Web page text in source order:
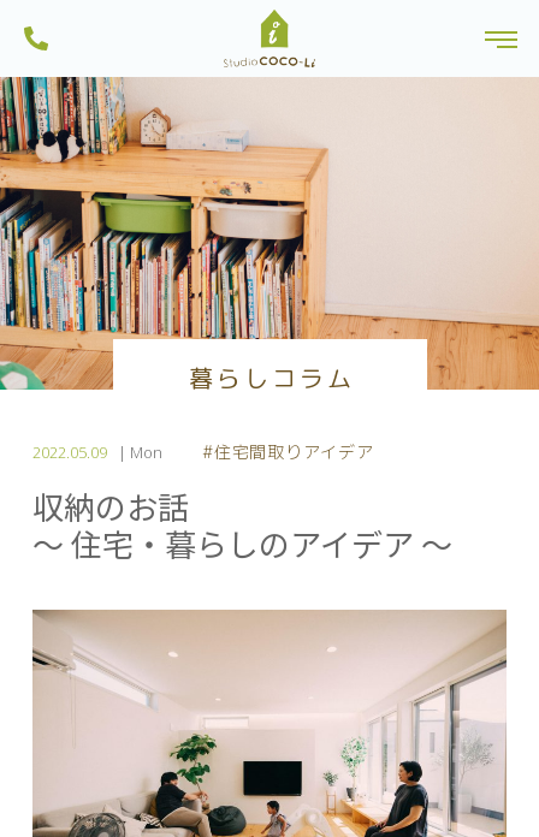
Skip
to
content
株式会社スタジオCoco-Li｜注文住宅・リフォーム・リノベーションは一級建
築士のいるココリにおまかせ|千葉県船橋市
ンから土地探しを行っている一級建築士事務所・工務店です。船橋市内のモ
デルハウスは見学可能。習志野市・八千代市・鎌ヶ谷市にも建築実績多数。
一人ひとりに、心地よい暮らしを。お家を作る過程も楽しい家づくりを目指
しています。
暮らしコラム
2022.05.09 | Mon #住宅間取りアイデア
収納のお話
～ 住宅・暮らしのアイデア ～